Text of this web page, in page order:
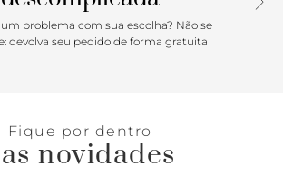
lateral com inscrição do nome da
Anacapri traz um toque sporty chic
para sua produção. Já sabemos que
problema com sua escolha? Não se
devolva seu pedido de forma gratuita
Fique por dentro
novidades